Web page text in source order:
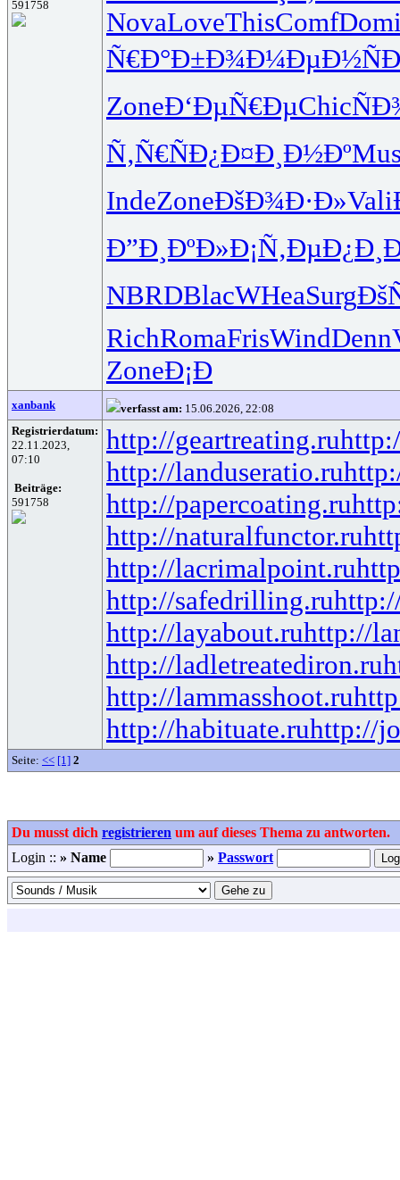
591758
NovaLoveThisComf
Ñ€Ð°Ð±Ð¾Ð¼ÐµÐ½Ñ
ZoneÐ‘ÐµÑ€ÐµChic
Ñ‚Ñ€ÑÐ¿Ð¤Ð¸Ð½Ðº
IndeZoneÐšÐ¾Ð·Ð»Vali
Ð”Ð¸ÐºÐ»Ð¡Ñ‚ÐµÐ¿
NBRDBlacWHeaSurg
RichRomaFrisWindDenn
ZoneÐ¡Ð
xanbank verfasst am: 15.06.2026, 22:08
Registrierdatum:
22.11.2023,
07:10
Beiträge:
591758
http://geartreating.ru
http://landuseratio.ru
http://papercoating.ru
http://naturalfunctor.ru
http://lacrimalpoint.ru
http://safedrilling.ru
http://layabout.ruhttp://
http://ladletreatediron.ru
http://lammasshoot.ru
http://habituate.ruhttp://
Seite: << [1] 2
Du musst dich registrieren um auf dieses Thema zu antworten.
Login :: » Name » Passwort